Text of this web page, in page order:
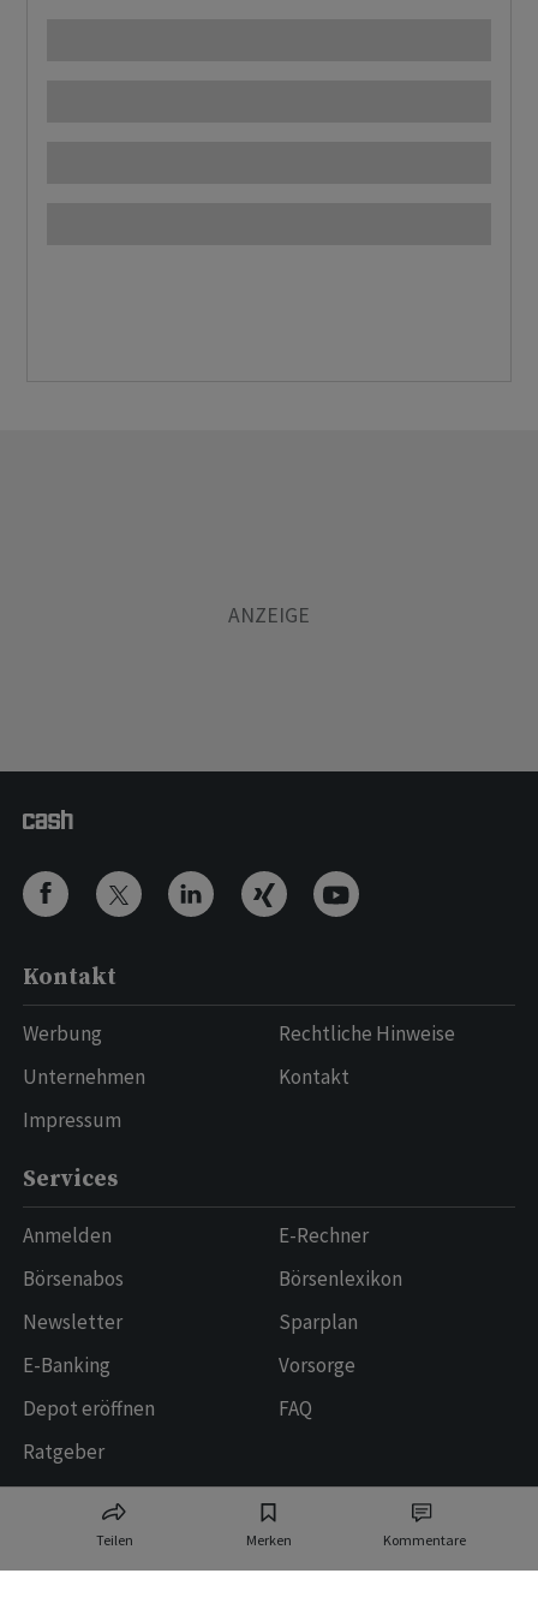
Teilen Merken Kommentare
Kontakt
Werbung
Unternehmen
Impressum
Rechtliche Hinweise
Kontakt
Services
Anmelden
Börsenabos
Newsletter
E-Banking
Depot eröffnen
Ratgeber
E-Rechner
Börsenlexikon
Sparplan
Vorsorge
FAQ
Datenquellen und Technologiepartner
Allfunds Tech Solutions
Logos provided by